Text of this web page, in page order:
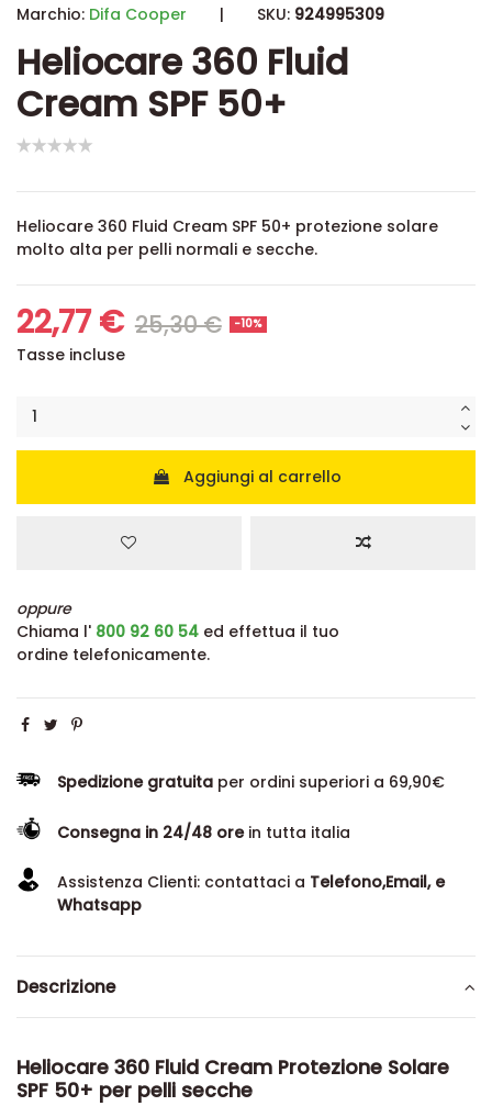
Marchio: Difa Cooper | SKU: 924995309
Heliocare 360 Fluid
Cream SPF 50+
Heliocare 360 Fluid Cream SPF 50+ protezione solare
molto alta per pelli normali e secche.
22,77 € 25,30 € -10%
Tasse incluse
Aggiungi al carrello
oppure
Chiama l' 800 92 60 54 ed effettua il tuo
ordine telefonicamente.
Spedizione gratuita per ordini superiori a 69,90€
Consegna in 24/48 orein tutta italia
Assistenza Clienti: contattaci a Telefono,Email, e
Whatsapp
Descrizione
Heliocare 360 Fluid Cream Protezione Solare
SPF 50+ per pelli secche